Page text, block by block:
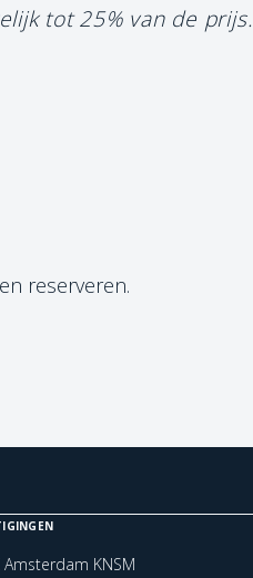
tot 25% van de prijs.
reserveren.
Amsterdam KNSM